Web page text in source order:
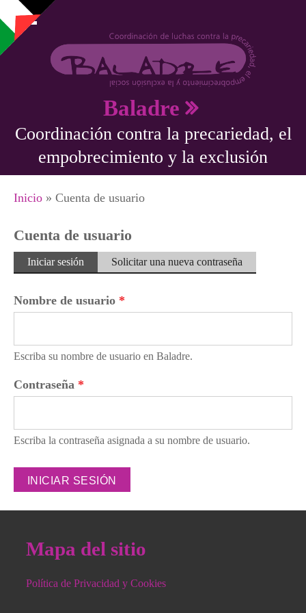
Pasar al contenido principal
Baladre
Coordinación contra la precariedad, el
empobrecimiento y la exclusión
Se encuentra usted aquí
Inicio » Cuenta de usuario
Cuenta de usuario
Solapas principales
Iniciar sesión (solapaSolicitar una nueva contraseña
Nombre de usuario *
Escriba su nombre de usuario en Baladre.
Contraseña *
Escriba la contraseña asignada a su nombre de usuario.
Mapa del sitio
Política de Privacidad y Cookies